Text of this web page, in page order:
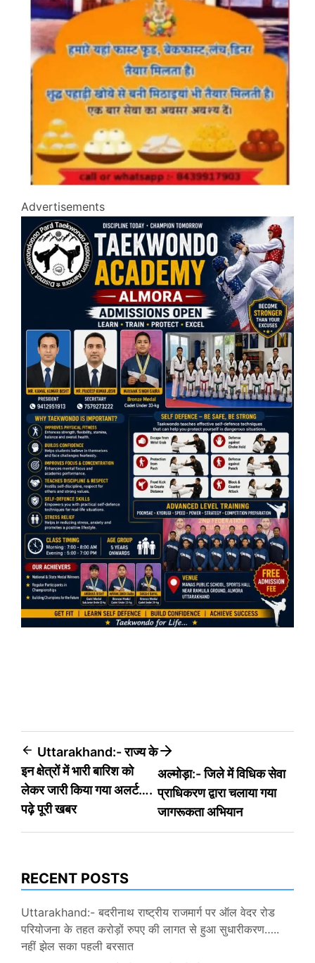
Advertisements
Post
navigation
Uttarakhand:- राज्य के
इन क्षेत्रों में भारी बारिश को
लेकर जारी किया गया अलर्ट….
पढ़े पूरी खबर
अल्मोड़ा:- जिले में विधिक सेवा
प्राधिकरण द्वारा चलाया गया
जागरूकता अभियान
RECENT POSTS
Uttarakhand:- बदरीनाथ राष्ट्रीय राजमार्ग पर ऑल वेदर रोड
परियोजना के तहत करोड़ों रुपए की लागत से हुआ सुधारीकरण…..
नहीं झेल सका पहली बरसात